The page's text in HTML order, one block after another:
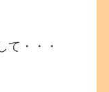
て・・・